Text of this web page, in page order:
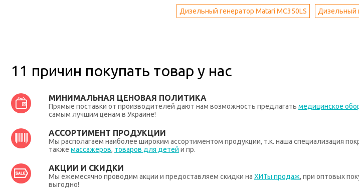
Дизельный генератор Matari MC350LS Дизельный
11 причин покупать товар у нас
МИНИМАЛЬНАЯ ЦЕНОВАЯ ПОЛИТИКА
Прямые поставки от производителей дают нам возможность предлагать медицинское
самым лучшим ценам в Украине!
АССОРТИМЕНТ ПРОДУКЦИИ
Мы располагаем наиболее широким ассортиментом продукции, т.к. наша специализация
также массажеров, товаров для детей и пр.
АКЦИИ И СКИДКИ
Мы ежемесячно проводим акции и предоставляем скидки на ХИТы продаж, при оптовых
выгодно!